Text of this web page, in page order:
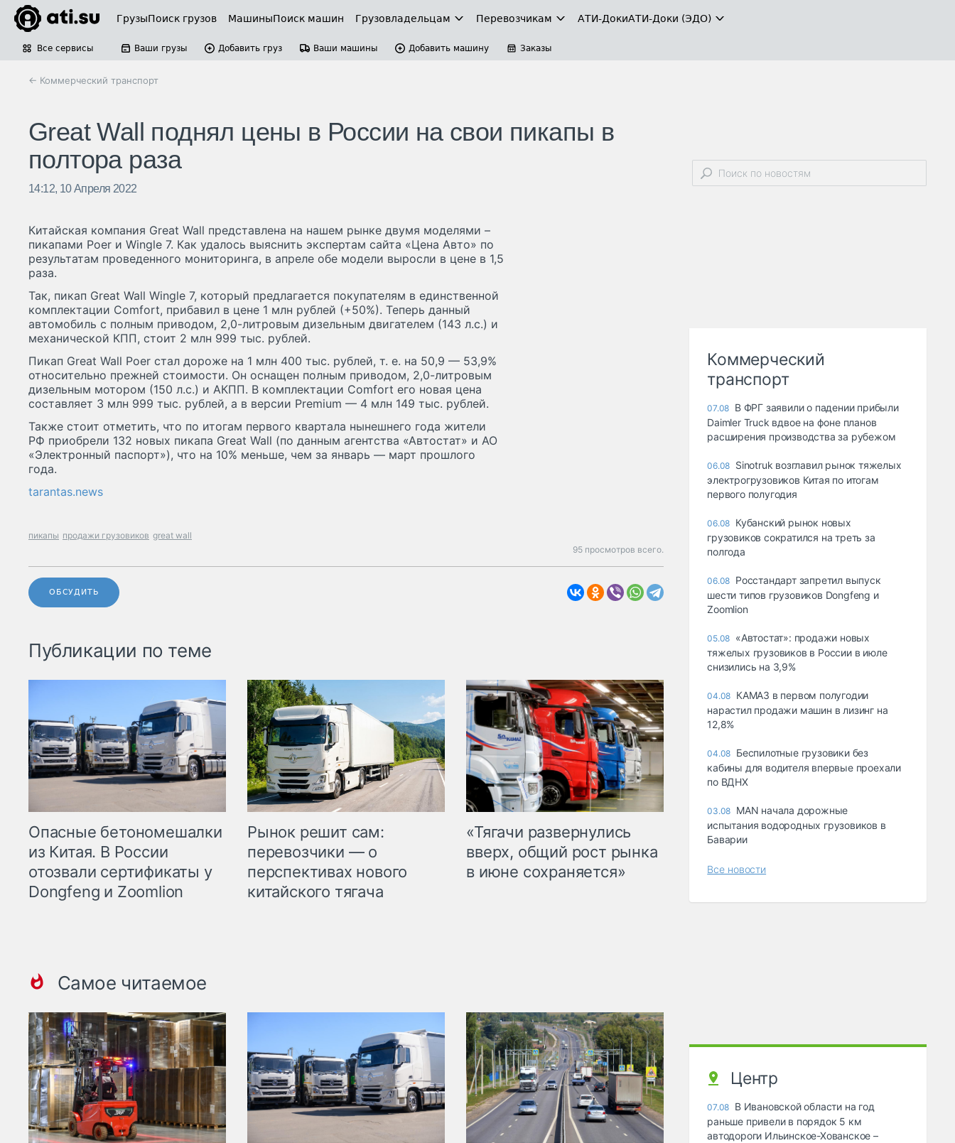
ГрузыПоиск грузов МашиныПоиск машин Грузовладельцам Перевозчикам АТИ-ДокиАТИ-Доки (ЭДО)
Все сервисы Ваши грузы Добавить груз Ваши машины Добавить машину Заказы
← Коммерческий транспорт
Great Wall поднял цены в России на свои пикапы в
полтора раза
14:12, 10 Апреля 2022
Китайская компания Great Wall представлена на нашем рынке двумя моделями –
пикапами Poer и Wingle 7. Как удалось выяснить экспертам сайта «Цена Авто» по
результатам проведенного мониторинга, в апреле обе модели выросли в цене в 1,5
раза.
Так, пикап Great Wall Wingle 7, который предлагается покупателям в единственной
комплектации Comfort, прибавил в цене 1 млн рублей (+50%). Теперь данный
автомобиль с полным приводом, 2,0-литровым дизельным двигателем (143 л.с.) и
механической КПП, стоит 2 млн 999 тыс. рублей.
Пикап Great Wall Poer стал дороже на 1 млн 400 тыс. рублей, т. е. на 50,9 — 53,9%
относительно прежней стоимости. Он оснащен полным приводом, 2,0-литровым
дизельным мотором (150 л.с.) и АКПП. В комплектации Comfort его новая цена
составляет 3 млн 999 тыс. рублей, а в версии Premium — 4 млн 149 тыс. рублей.
Также стоит отметить, что по итогам первого квартала нынешнего года жители
РФ приобрели 132 новых пикапа Great Wall (по данным агентства «Автостат» и АО
«Электронный паспорт»), что на 10% меньше, чем за январь — март прошлого
года.
tarantas.news
пикапы продажи грузовиков great wall
95 просмотров всего.
ОБСУДИТЬ
Публикации по теме
Опасные бетономешалки
из Китая. В России
отозвали сертификаты у
Dongfeng и Zoomlion
Рынок решит сам:
перевозчики — о
перспективах нового
китайского тягача
«Тягачи развернулись
вверх, общий рост рынка
в июне сохраняется»
Самое читаемое
Коммерческий
транспорт
07.08 В ФРГ заявили о падении прибыли
Daimler Truck вдвое на фоне планов
расширения производства за рубежом
06.08 Sinotruk возглавил рынок тяжелых
электрогрузовиков Китая по итогам
первого полугодия
06.08 Кубанский рынок новых
грузовиков сократился на треть за
полгода
06.08 Росстандарт запретил выпуск
шести типов грузовиков Dongfeng и
Zoomlion
05.08 «Автостат»: продажи новых
тяжелых грузовиков в России в июле
снизились на 3,9%
04.08 КАМАЗ в первом полугодии
нарастил продажи машин в лизинг на
12,8%
04.08 Беспилотные грузовики без
кабины для водителя впервые проехали
по ВДНХ
03.08 MAN начала дорожные
испытания водородных грузовиков в
Баварии
Все новости
Центр
07.08 В Ивановской области на год
раньше привели в порядок 5 км
автодороги Ильинское-Хованское –